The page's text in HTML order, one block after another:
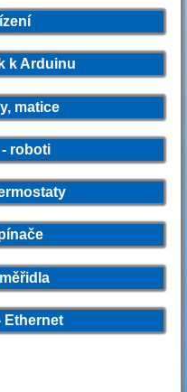
k Arduinu
matice
roboti
Ethernet